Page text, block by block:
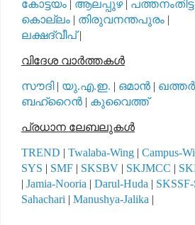
കോട്ടയം | ആലപ്പുഴ| പത്തനംതിട്ട
കൊല്ലം | തിരുവനന്തപുരം |
ലക്ഷദ്വീപ്|
വിദേശ വാര്‍ത്തകള്‍
സൗദി| യു.എ.ഇ. | ഒമാന്‍ | ഖത്തര്‍
ബഹ്റൈന്‍ | കുവൈത്ത്
പ്രധാന ലേബലുകള്‍
TREND | Twalaba-Wing | Campus-
SYS | SMF | SKSBV | SKJMCC |
| Jamia-Nooria | Darul-Huda | SKSSF-
Sahachari | Manushya-Jalika |